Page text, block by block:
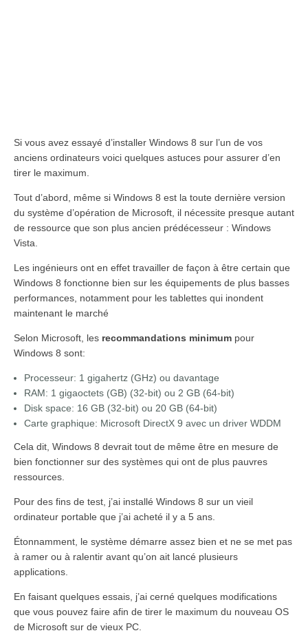
Si vous avez essayé d’installer Windows 8 sur l’un de vos
anciens ordinateurs voici quelques astuces pour assurer d’en
tirer le maximum.
Tout d’abord, même si Windows 8 est la toute dernière version
du système d’opération de Microsoft, il nécessite presque autant
de ressource que son plus ancien prédécesseur : Windows
Vista.
Les ingénieurs ont en effet travailler de façon à être certain que
Windows 8 fonctionne bien sur les équipements de plus basses
performances, notamment pour les tablettes qui inondent
maintenant le marché
Selon Microsoft, les recommandations minimum pour
Windows 8 sont:
Processeur: 1 gigahertz (GHz) ou davantage
RAM: 1 gigaoctets (GB) (32-bit) ou 2 GB (64-bit)
Disk space: 16 GB (32-bit) ou 20 GB (64-bit)
Carte graphique: Microsoft DirectX 9 avec un driver WDDM
Cela dit, Windows 8 devrait tout de même être en mesure de
bien fonctionner sur des systèmes qui ont de plus pauvres
ressources.
Pour des fins de test, j’ai installé Windows 8 sur un vieil
ordinateur portable que j’ai acheté il y a 5 ans.
Étonnamment, le système démarre assez bien et ne se met pas
à ramer ou à ralentir avant qu’on ait lancé plusieurs
applications.
En faisant quelques essais, j’ai cerné quelques modifications
que vous pouvez faire afin de tirer le maximum du nouveau OS
de Microsoft sur de vieux PC.